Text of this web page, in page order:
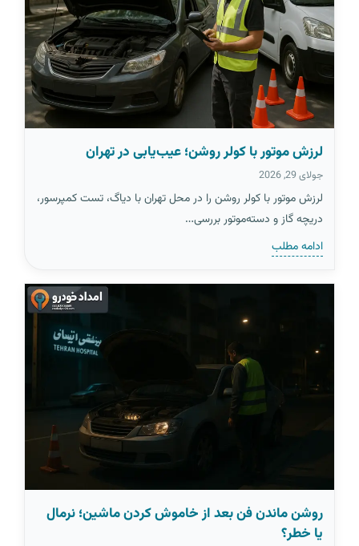
لرزش موتور با کولر روشن؛ عیب‌یابی در تهران
جولای 29, 2026
لرزش موتور با کولر روشن را در محل تهران با دیاگ، تست کمپرسور،
دریچه گاز و دسته‌موتور بررسی…
ادامه مطلب
روشن ماندن فن بعد از خاموش کردن ماشین؛ نرمال
یا خطر؟